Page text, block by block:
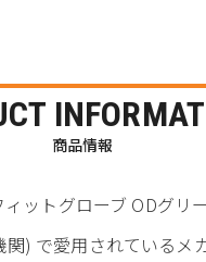
商品情報
ットグローブ ODグリ
) で愛用されているメ